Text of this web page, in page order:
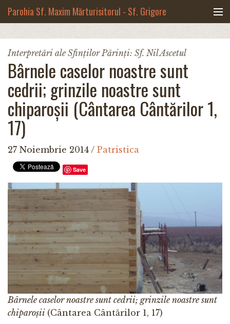
Parohia Sf. Maxim Mărturisitorul - Sf. Grigore
Noua biserică
Botezuri & Cununii
Teologie & Cuvinte duhovnicești
Fotografii
Preotul paroh
Program liturgic
Despre noi
Contact
Interpretări ale Sfinților Părinți: Sf. Nil Ascetul
Bârnele caselor noastre sunt
cedrii; grinzile noastre sunt
chiparoșii (Cântarea Cântărilor 1,
17)
27 Noiembrie 2014 / Patristica
Save
Bârnele caselor noastre sunt cedrii; grinzile noastre sunt
chiparoșii (Cântarea Cântărilor 1, 17)